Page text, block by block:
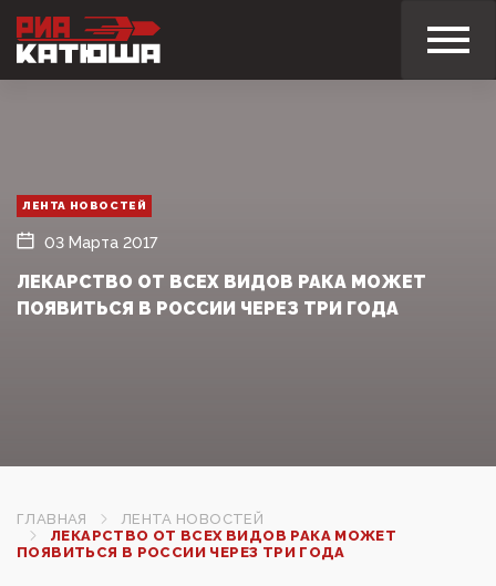
ЛЕНТА НОВОСТЕЙ
03 Марта 2017
ЛЕКАРСТВО ОТ ВСЕХ ВИДОВ РАКА МОЖЕТ
ПОЯВИТЬСЯ В РОССИИ ЧЕРЕЗ ТРИ ГОДА
ГЛАВНАЯ
ЛЕНТА НОВОСТЕЙ
ЛЕКАРСТВО ОТ ВСЕХ ВИДОВ РАКА МОЖЕТ
ПОЯВИТЬСЯ В РОССИИ ЧЕРЕЗ ТРИ ГОДА